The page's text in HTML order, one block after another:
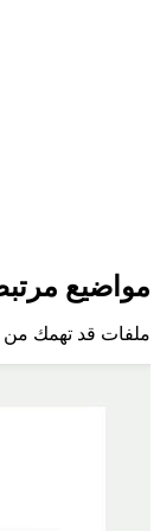
مواضيع
ملفات قد تهمك من